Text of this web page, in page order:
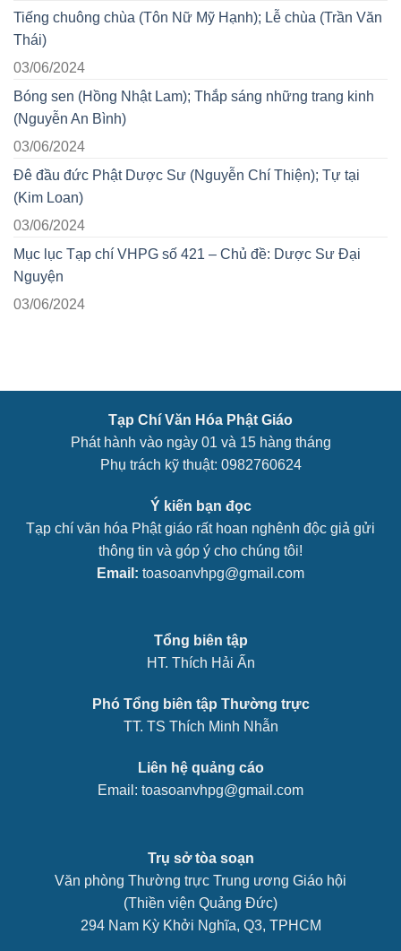
Tiếng chuông chùa (Tôn Nữ Mỹ Hạnh); Lễ chùa (Trần Văn
Thái)
03/06/2024
Bóng sen (Hồng Nhật Lam); Thắp sáng những trang kinh
(Nguyễn An Bình)
03/06/2024
Đê đầu đức Phật Dược Sư (Nguyễn Chí Thiện); Tự tại
(Kim Loan)
03/06/2024
Mục lục Tạp chí VHPG số 421 – Chủ đề: Dược Sư Đại
Nguyện
03/06/2024
Tạp Chí Văn Hóa Phật Giáo
Phát hành vào ngày 01 và 15 hàng tháng
Phụ trách kỹ thuật: 0982760624
Ý kiến bạn đọc
Tạp chí văn hóa Phật giáo rất hoan nghênh độc giả gửi
thông tin và góp ý cho chúng tôi!
Email: toasoanvhpg@gmail.com
Tổng biên tập
HT. Thích Hải Ấn
Phó Tổng biên tập Thường trực
TT. TS Thích Minh Nhẫn
Liên hệ quảng cáo
Email: toasoanvhpg@gmail.com
Trụ sở tòa soạn
Văn phòng Thường trực Trung ương Giáo hội
(Thiền viện Quảng Đức)
294 Nam Kỳ Khởi Nghĩa, Q3, TPHCM